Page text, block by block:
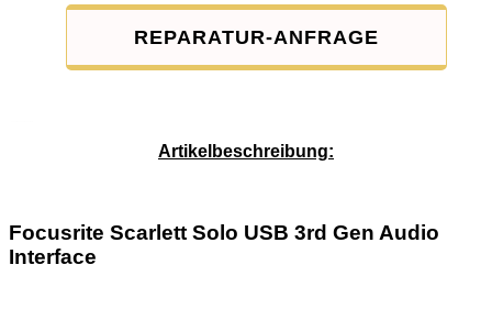
REPARATUR-ANFRAGE
Artikelbeschreibung:
Focusrite Scarlett Solo USB 3rd Gen Audio
Interface